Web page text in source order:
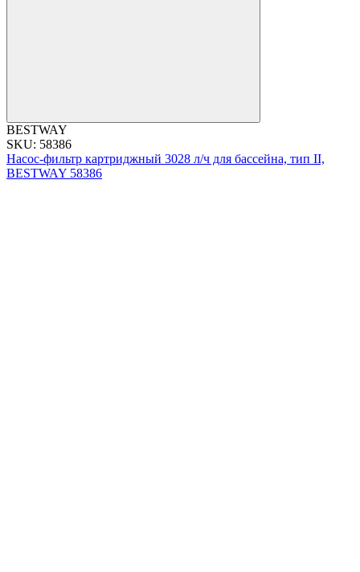
BESTWAY
SKU: 58386
Насос-фильтр картриджный 3028 л/ч для бассейна, тип II,
BESTWAY 58386